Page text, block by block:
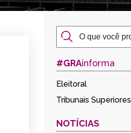
#GRAinforma
Eleitoral
Tribunais Superiores
NOTÍCIAS